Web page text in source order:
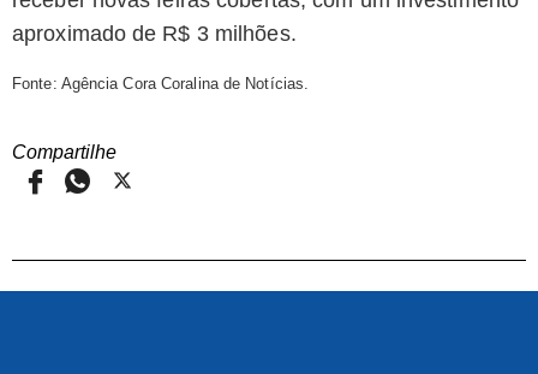
aproximado de R$ 3 milhões.
Fonte: Agência Cora Coralina de Notícias.
Compartilhe